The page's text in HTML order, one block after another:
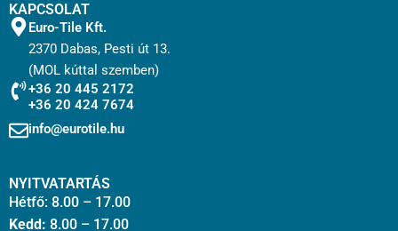
KAPCSOLAT
Euro-Tile Kft.
2370 Dabas, Pesti út 13.
(MOL kúttal szemben)
+36 20 445 2172
+36 20 424 7674
info@eurotile.hu
NYITVATARTÁS
Hétfő: 8.00 – 17.00
Kedd: 8.00 – 17.00